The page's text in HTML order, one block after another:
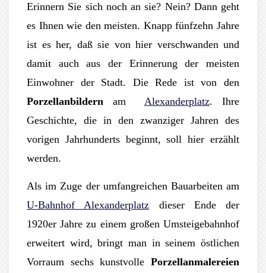
Erinnern Sie sich noch an sie? Nein? Dann geht
es Ihnen wie den meisten. Knapp fünfzehn Jahre
ist es her, daß sie von hier verschwanden und
damit auch aus der Erinnerung der meisten
Einwohner der Stadt. Die Rede ist von den
Porzellanbildern am Alexanderplatz. Ihre
Geschichte, die in den zwanziger Jahren des
vorigen Jahrhunderts beginnt, soll hier erzählt
werden.
Als im Zuge der umfangreichen Bauarbeiten am
U-Bahnhof Alexanderplatz dieser Ende der
1920er Jahre zu einem großen Umsteigebahnhof
erweitert wird, bringt man in seinem östlichen
Vorraum sechs kunstvolle Porzellanmalereien